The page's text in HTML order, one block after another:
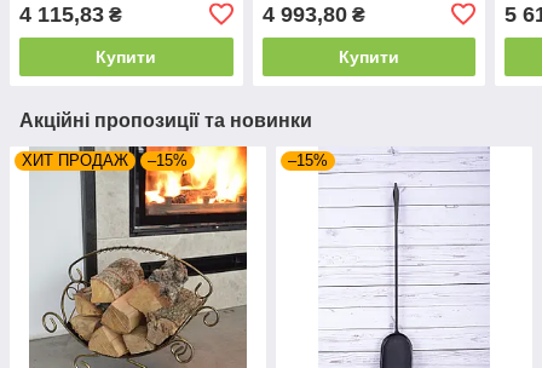
4 115,83 ₴
Купити
4 993,80₴
Купити
5
Акційні пропозиції та новинки
ХИТ ПРОДАЖ –15% –15%